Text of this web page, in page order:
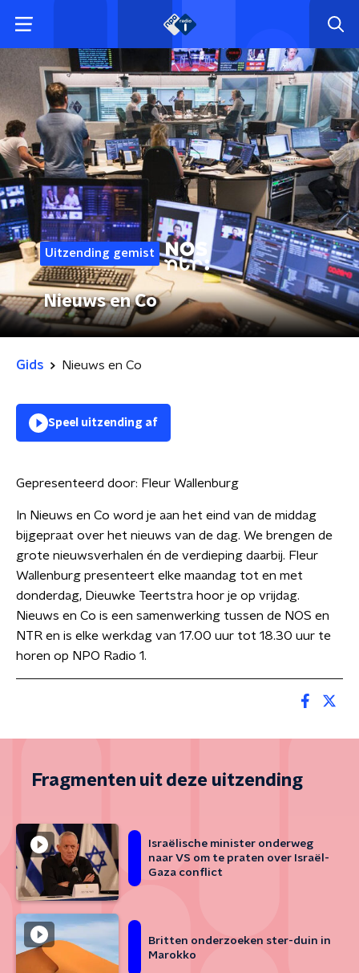
Uitzending gemist
Nieuws en Co
Gids Nieuws en Co
Speel uitzending af
Gepresenteerd door: Fleur Wallenburg
In Nieuws en Co word je aan het eind van de middag
bijgepraat over het nieuws van de dag. We brengen de
grote nieuwsverhalen én de verdieping daarbij. Fleur
Wallenburg presenteert elke maandag tot en met
donderdag, Dieuwke Teertstra hoor je op vrijdag.
Nieuws en Co is een samenwerking tussen de NOS en
NTR en is elke werkdag van 17.00 uur tot 18.30 uur te
horen op NPO Radio 1.
Fragmenten uit deze uitzending
Israëlische minister onderweg
naar VS om te praten over Israël-
Gaza conflict
Britten onderzoeken ster-duin in
Marokko